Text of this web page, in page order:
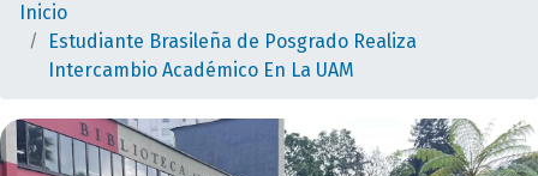
Inicio
Estudiante Brasileña de Posgrado Realiza
Intercambio Académico En La UAM